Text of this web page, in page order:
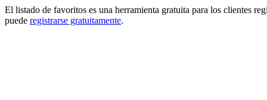
El listado de favoritos es una herramienta gratuita para los clientes
puede registrarse gratuitamente.